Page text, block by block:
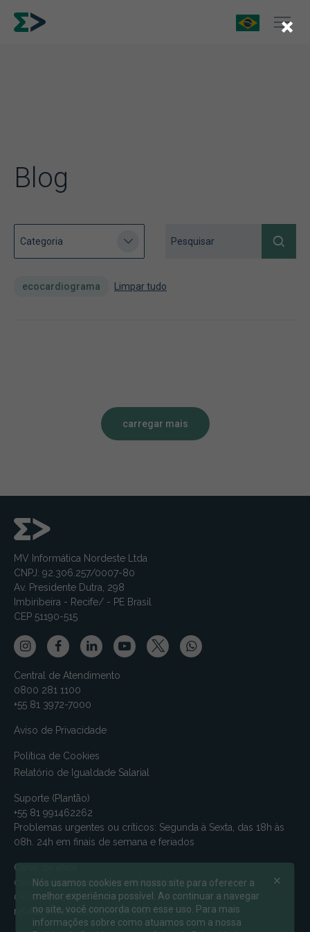
Blog
ecocardiograma Limpar tudo
carregar mais
MV Informática Nordeste Ltda
CNPJ: 92.306.257/0007-80
Av. Presidente Dutra, 298
Imbiribeira - Recife/ - PE Brasil
CEP 51190-515
Central de Atendimento
0800 281 1100
+55 81 3972-7000
Aviso de Privacidade
Política de Cookies
Relatório de Igualdade Salarial
Suporte (Plantão)
+55 81 991462262
Problemas urgentes ou críticos: Segunda à Sexta, das 18h às
08h. 24h em finais de semana e feriados
Canal de ética
canalmv@relatoconfidencial.com.br
0800-721-9588
relatoconfidencial.com.br/mv
Nós usamos cookies em nosso site para oferecer a
melhor experiência possível. Ao continuar a navegar
no site, você concorda com esse uso. Para mais
informações sobre como atuamos com a nossa
×